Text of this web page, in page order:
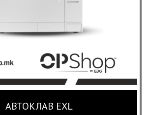
АВТОКЛАВ EXL